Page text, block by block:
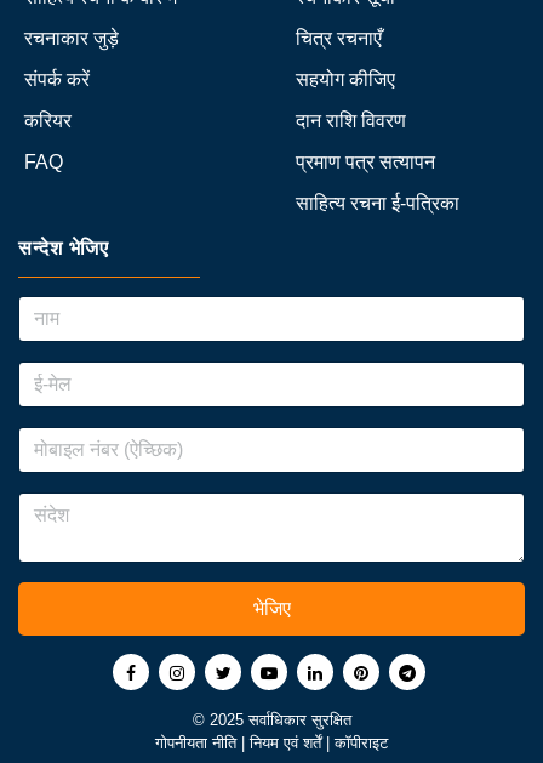
रचनाकार जुड़े
संपर्क करें
करियर
FAQ
चित्र रचनाएँ
सहयोग कीजिए
दान राशि विवरण
प्रमाण पत्र सत्यापन
साहित्य रचना ई-पत्रिका
सन्देश भेजिए
भेजिए
© 2025 सर्वाधिकार सुरक्षित
गोपनीयता नीति |नियम एवं शर्तें |कॉपीराइट